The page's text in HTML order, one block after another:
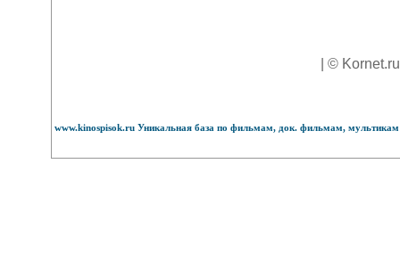
| ©
www.kinospisok.ru Уникальная база по фильмам, док. фильмам,